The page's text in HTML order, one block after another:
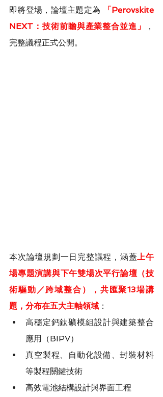
即將登場，論壇主題定為
「Perovskite
NEXT：技術前瞻與產業整合並進」
，
完整議程正式公開。
本次論壇規劃一日完整議程，涵蓋上午
場專題演講與下午雙場次平行論壇（技
術驅動／跨域整合），共匯聚13場講
題，分布在五大主軸領域 ：
高穩定鈣鈦礦模組設計與建築整合
應用（BIPV）
真空製程、自動化設備、封裝材料
等製程關鍵技術
高效電池結構設計與界面工程